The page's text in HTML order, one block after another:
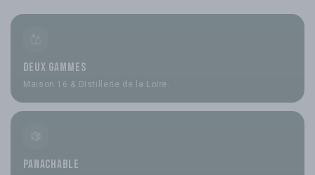
Deux gammes
Maison 16 & Distillerie de la Loire.
Panachable